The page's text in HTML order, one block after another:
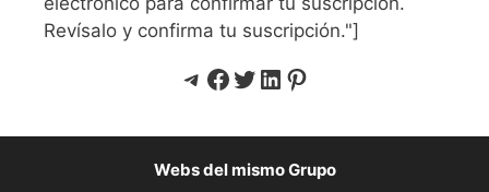
Revísalo y confirma tu suscripción."]
Telegram
Facebook
Twitter
LinkedIn
Pinterest
Webs del mismo Grupo